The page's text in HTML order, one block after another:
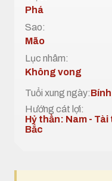
Phá
Sao:
Mão
Lục nhâm:
Không vong
Tuổi xung ngày:
Hướng cát lợi:
Hỷ thần: Nam -
Bắc